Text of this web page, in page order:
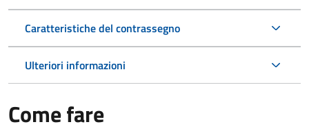
Caratteristiche del contrassegno
Ulteriori informazioni
Come fare